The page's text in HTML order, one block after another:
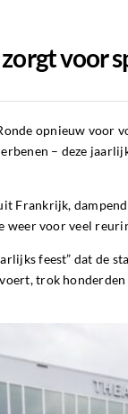
voor
opnieuw voor
– deze
Frankrijk,
voor veel
feest” dat de
trok